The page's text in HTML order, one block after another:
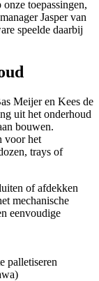
toepassingen,
Jasper van
speelde daarbij
Meijer en Kees de
uit het onderhoud
bouwen.
voor het
trays of
of afdekken
mechanische
eenvoudige
palletiseren